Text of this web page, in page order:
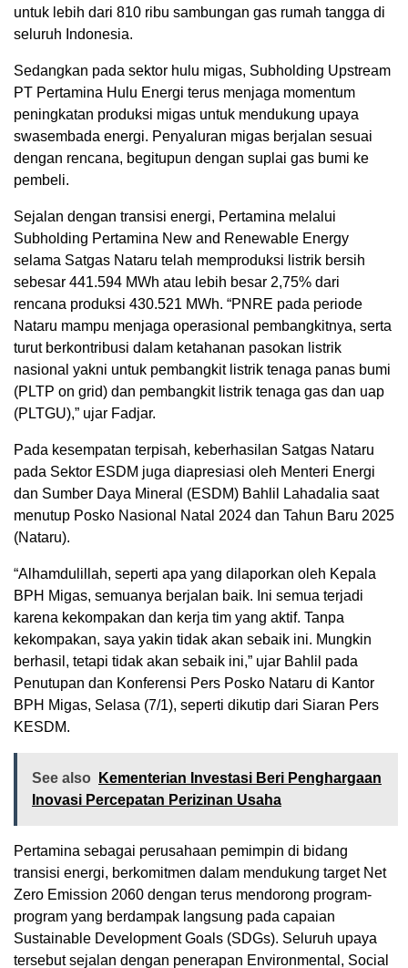
untuk lebih dari 810 ribu sambungan gas rumah tangga di
seluruh Indonesia.
Sedangkan pada sektor hulu migas, Subholding Upstream
PT Pertamina Hulu Energi terus menjaga momentum
peningkatan produksi migas untuk mendukung upaya
swasembada energi. Penyaluran migas berjalan sesuai
dengan rencana, begitupun dengan suplai gas bumi ke
pembeli.
Sejalan dengan transisi energi, Pertamina melalui
Subholding Pertamina New and Renewable Energy
selama Satgas Nataru telah memproduksi listrik bersih
sebesar 441.594 MWh atau lebih besar 2,75% dari
rencana produksi 430.521 MWh. “PNRE pada periode
Nataru mampu menjaga operasional pembangkitnya, serta
turut berkontribusi dalam ketahanan pasokan listrik
nasional yakni untuk pembangkit listrik tenaga panas bumi
(PLTP on grid) dan pembangkit listrik tenaga gas dan uap
(PLTGU),” ujar Fadjar.
Pada kesempatan terpisah, keberhasilan Satgas Nataru
pada Sektor ESDM juga diapresiasi oleh Menteri Energi
dan Sumber Daya Mineral (ESDM) Bahlil Lahadalia saat
menutup Posko Nasional Natal 2024 dan Tahun Baru 2025
(Nataru).
“Alhamdulillah, seperti apa yang dilaporkan oleh Kepala
BPH Migas, semuanya berjalan baik. Ini semua terjadi
karena kekompakan dan kerja tim yang aktif. Tanpa
kekompakan, saya yakin tidak akan sebaik ini. Mungkin
berhasil, tetapi tidak akan sebaik ini,” ujar Bahlil pada
Penutupan dan Konferensi Pers Posko Nataru di Kantor
BPH Migas, Selasa (7/1), seperti dikutip dari Siaran Pers
KESDM.
See also
Kementerian Investasi Beri Penghargaan
Inovasi Percepatan Perizinan Usaha
Pertamina sebagai perusahaan pemimpin di bidang
transisi energi, berkomitmen dalam mendukung target Net
Zero Emission 2060 dengan terus mendorong program-
program yang berdampak langsung pada capaian
Sustainable Development Goals (SDGs). Seluruh upaya
tersebut sejalan dengan penerapan Environmental, Social